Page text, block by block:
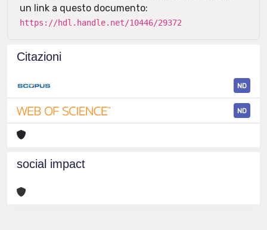
un link a questo documento:
https://hdl.handle.net/10446/29372
Citazioni
ND
ND
social impact